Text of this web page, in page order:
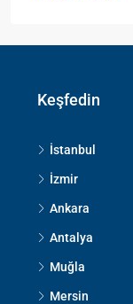
Keşfedin
İstanbul
İzmir
Ankara
Antalya
Muğla
Mersin